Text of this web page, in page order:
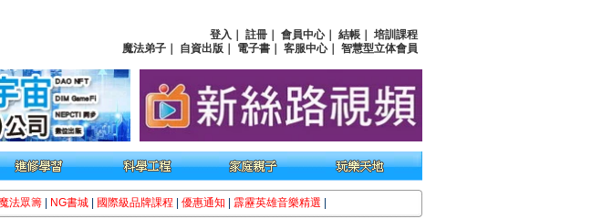
登入 註冊 會員中心｜ 結帳
培訓課程
魔法弟子
自資出版 電子書 客服中心｜ 智慧型立体會員
法眾籌 NG書城 國際級品牌課程 優惠通知 霹靂英雄音樂精選